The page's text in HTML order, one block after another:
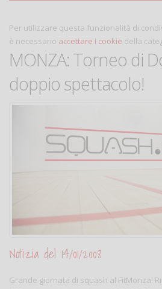
Per utilizzare questa funzionalità di
è necessario accettare i cookie della
MONZA: Torneo di
doppio spettacolo!
Notizia del 14/01/2008
Grande giornata di squash al FitMonza!